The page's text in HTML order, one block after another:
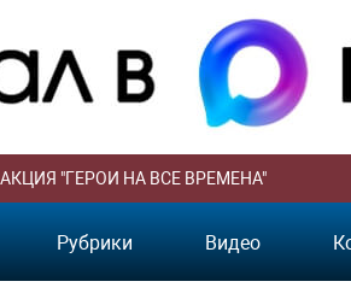
АКЦИЯ "ГЕРОИ НА ВСЕ ВРЕМЕНА"
Рубрики Видео